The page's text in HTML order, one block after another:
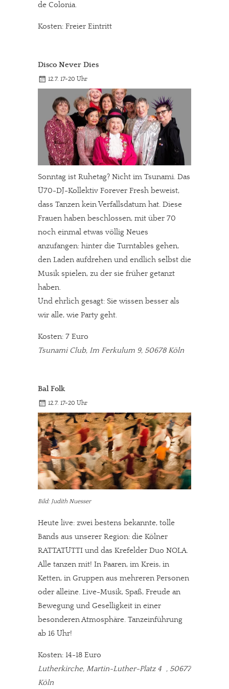
de Colonia.
Kosten: Freier Eintritt
Disco Never Dies
12.7. 17-20 Uhr
Sonntag ist Ruhetag? Nicht im Tsunami. Das
Ü70-DJ-Kollektiv Forever Fresh beweist,
dass Tanzen kein Verfallsdatum hat. Diese
Frauen haben beschlossen, mit über 70
noch einmal etwas völlig Neues
anzufangen: hinter die Turntables gehen,
den Laden aufdrehen und endlich selbst die
Musik spielen, zu der sie früher getanzt
haben.
Und ehrlich gesagt: Sie wissen besser als
wir alle, wie Party geht.
Kosten: 7 Euro
Tsunami Club, Im Ferkulum 9, 50678 Köln
Bal Folk
12.7. 17-20 Uhr
Bild: Judith Nuesser
Heute live: zwei bestens bekannte, tolle
Bands aus unserer Region: die Kölner
RATTATUTTI und das Krefelder Duo NOLA.
Alle tanzen mit! In Paaren, im Kreis, in
Ketten, in Gruppen aus mehreren Personen
oder alleine. Live-Musik, Spaß, Freude an
Bewegung und Geselligkeit in einer
besonderen Atmosphäre. Tanzeinführung
ab 16 Uhr!
Kosten: 14-18 Euro
Lutherkirche, Martin-Luther-Platz 4 , 50677
Köln